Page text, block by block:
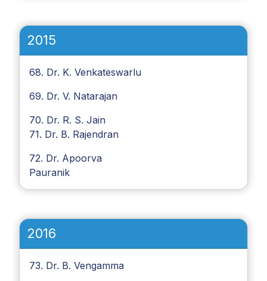
2015
68. Dr. K. Venkateswarlu
69. Dr. V. Natarajan
70. Dr. R. S. Jain
71. Dr. B. Rajendran
72. Dr. Apoorva
Pauranik
2016
73. Dr. B. Vengamma